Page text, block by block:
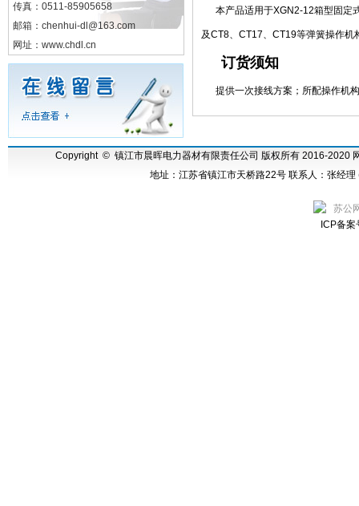
传真：0511-85905658
邮箱：chenhui-dl@163.com
网址：www.chdl.cn
本产品适用于XGN2-12箱型固定
及CT8、CT17、CT19等弹簧操作机
订货须知
提供一次接线方案；所配操作机
Copyright © 镇江市晨晖电力器材有限责任公司 版权所有 2016-2020
地址：江苏省镇江市天桥路22号 联系人：张经
苏公
ICP备